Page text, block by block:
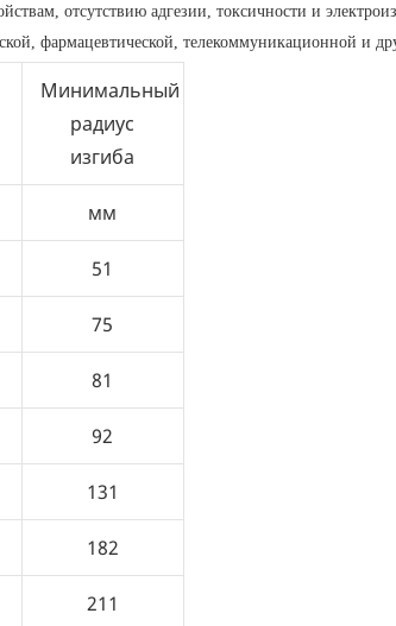
отсутствию адгезии, токсичности и
фармацевтической, телекоммуникационной и
Минимальный
радиус
изгиба
мм
51
75
81
92
131
182
211